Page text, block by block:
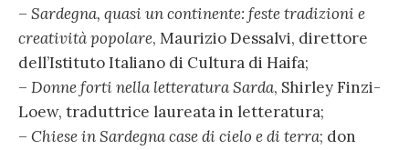
– Sardegna, quasi un continente: feste tradizioni e
creatività popolare, Maurizio Dessalvi, direttore
dell’Istituto Italiano di Cultura di Haifa;
– Donne forti nella letteratura Sarda, Shirley Finzi-
Loew, traduttrice laureata in letteratura;
– Chiese in Sardegna case di cielo e di terra; don